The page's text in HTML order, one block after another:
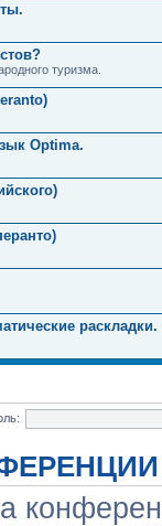
туризма.
Optima.
раскладки.